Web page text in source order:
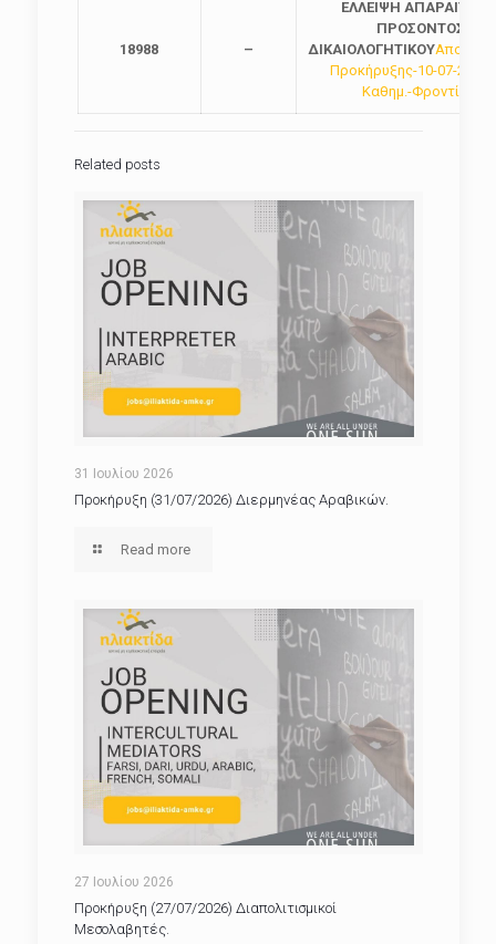
18988 –
ΕΛΛΕΙΨΗ
ΠΡΟΣΟΝΤΟΣ/
ΔΙΚΑΙΟΛΟΓΗΤΙΚΟΥ
Προκήρυξης-10-07-2024-
Καθημ.-Φροντίδας
Related posts
31 Ιουλίου 2026
Προκήρυξη (31/07/2026) Διερμηνέας Αραβικών.
Read more
27 Ιουλίου 2026
Προκήρυξη (27/07/2026) Διαπολιτισμικοί
Μεσολαβητές.